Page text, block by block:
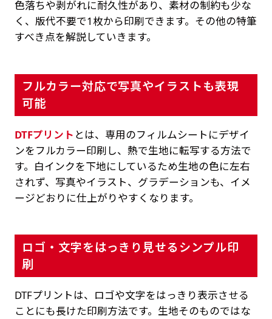
色落ちや剥がれに耐久性があり、素材の制約も少な
く、版代不要で1枚から印刷できます。その他の特筆
すべき点を解説していきます。
フルカラー対応で写真やイラストも表現
可能
DTFプリント とは、専用のフィルムシートにデザイ
ンをフルカラー印刷し、熱で生地に転写する方法で
す。白インクを下地にしているため生地の色に左右
されず、写真やイラスト、グラデーションも、イメ
ージどおりに仕上がりやすくなります。
ロゴ・文字をはっきり見せるシンプル印
刷
DTFプリントは、ロゴや文字をはっきり表示させる
ことにも長けた印刷方法です。生地そのものではな